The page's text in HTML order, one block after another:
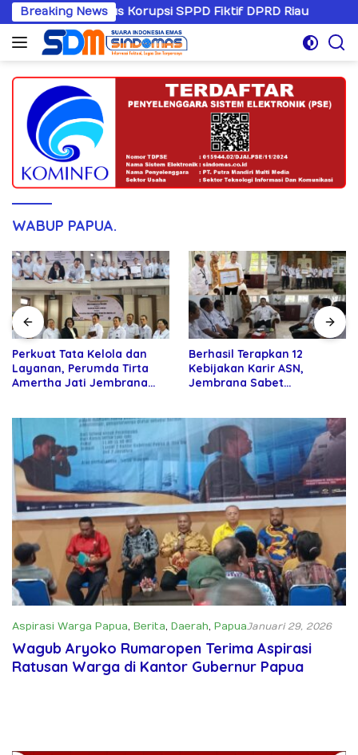
Langsung
ke
konten
Breaking News
Kasus Korupsi SPPD Fiktif DPRD Riau
WABUP PAPUA.
Perkuat Tata Kelola dan
Layanan, Perumda Tirta
Amertha Jati Jembrana
Berhasil Terapkan 12
Kebijakan Karir ASN,
Jembrana Sabet
Aspirasi Warga Papua, Berita, Daerah, PapuaJanuari 29, 2026
Wagub Aryoko Rumaropen Terima Aspirasi
Ratusan Warga di Kantor Gubernur Papua